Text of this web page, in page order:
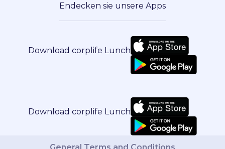
Endecken sie unsere Apps
Download corplife Lunch
Download corplife Lunch
General Terms and Conditions